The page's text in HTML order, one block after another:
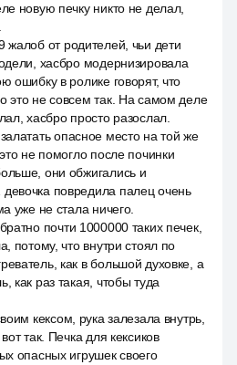
новую печку никто не делал,
жалоб от родителей, чьи дети
хасбро модернизировала
ошибку в ролике говорят, что
это не совсем так. На самом деле
хасбро просто разослал.
опасное место на той же
не помогло после починки
они обжигались и
повредила палец очень
уже не стала ничего.
почти 1000000 таких печек,
потому, что внутри стоял по
как в большой духовке, а
как раз такая, чтобы туда
кексом, рука залезала внутрь,
так. Печка для кексиков
опасных игрушек своего